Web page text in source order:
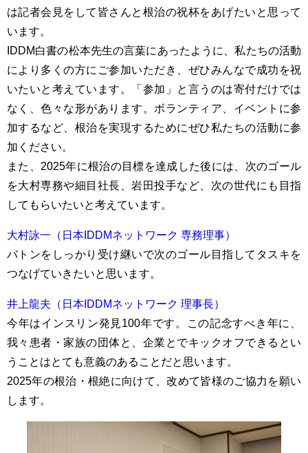
は記者会見をして皆さんと根治の祝杯をあげたいと思って
います。
IDDM白書の松本先生の言葉にあったように、私たちの活動
により多くの方にご参加いただき、ぜひみんなで成功を祝
いたいと考えています。「参加」と言うのは寄付だけでは
なく、色々な形があります。ボランティア、イベントに参
加するなど、根治を実現するためにぜひ私たちの活動に参
加ください。
また、2025年に根治の目標を達成した後には、次のゴール
を大村専務や細目社長、岩田投手など、次の世代にも目指
してもらいたいと考えています。
大村詠一（日本IDDMネットワーク 専務理事）
バトンをしっかり受け継いで次のゴール目指してタスキを
つなげていきたいと思います。
井上龍夫（日本IDDMネットワーク 理事長）
今年はインスリン発見100年です。この記念すべき年に、
我々患者・家族の団体と、企業とでキックオフできるとい
うことはとても意義のあることだと思います。
2025年の根治・根絶に向けて、改めて皆様のご協力を願い
します。